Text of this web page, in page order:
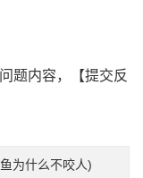
题内容，【提交反
为什么不咬人)